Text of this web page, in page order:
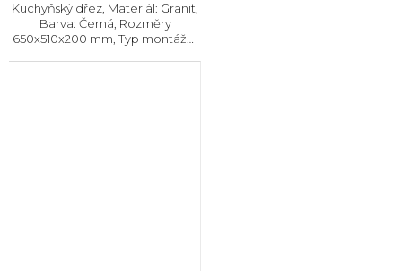
Kuchyňský dřez, Materiál: Granit,
Barva: Černá, Rozměry
650x510x200 mm, Typ montáže: